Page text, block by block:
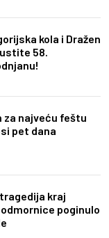
kola i Dražen
58.
za najveću feštu
pet dana
kraj
poginulo